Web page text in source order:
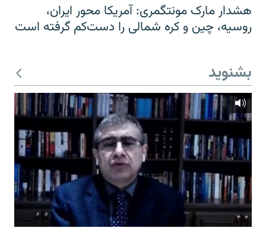
هشدار مارک مونتگمری: آمریکا محور ایران،
روسیه، چین و کره شمالی را دست‌کم گرفته است
بشنوید